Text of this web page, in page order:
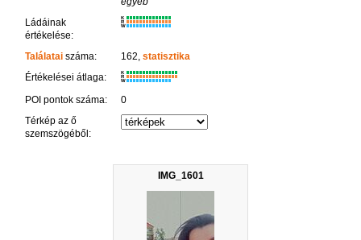
IMG_1601
Ládáinak
értékelése:
K
R
W
Találataiszáma: 162, statisztika
Értékelései átlaga:
K
R
W
POI pontok száma:
0
Térkép az ő
szemszögéből: